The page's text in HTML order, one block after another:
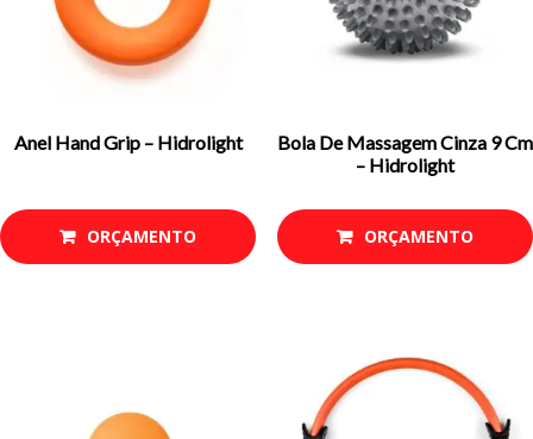
Anel Hand Grip – Hidrolight
ORÇAMENTO
Bola De Massagem Cinza 9 Cm
– Hidrolight
ORÇAMENTO